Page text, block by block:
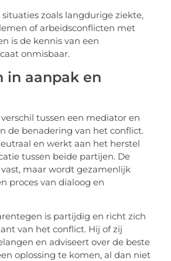
zoals langdurige ziekte,
of arbeidsconflicten met
is de kennis van een
onmisbaar.
in aanpak en
tussen een mediator en
de benadering van het conflict.
en werkt aan het herstel
tussen beide partijen. De
maar wordt gezamenlijk
proces van dialoog en
is partijdig en richt zich
van het conflict. Hij of zij
en adviseert over de beste
oplossing te komen, al dan niet